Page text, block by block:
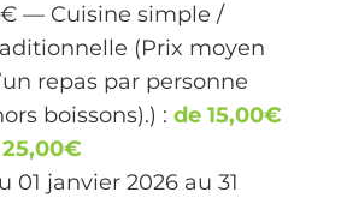
— Cuisine simple /
(Prix moyen
repas par personne
boissons).) :de 15,00€
01 janvier 2026 au 31